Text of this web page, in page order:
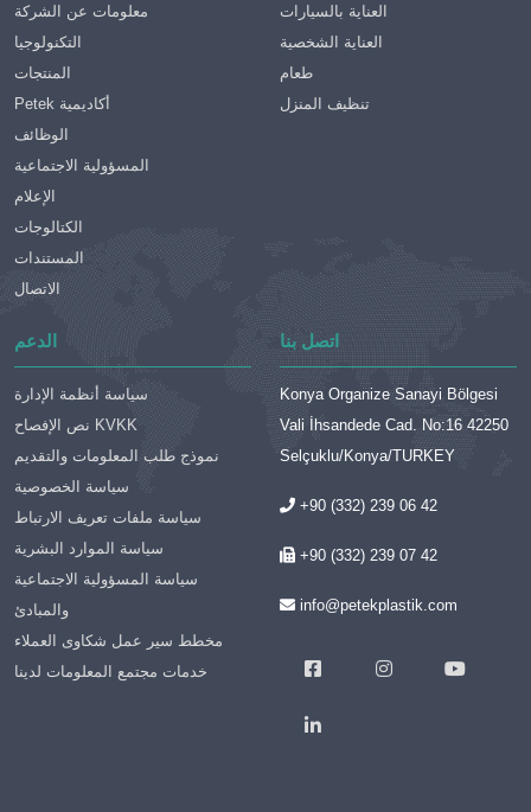
معلومات عن الشركة
التكنولوجيا
المنتجات
Petek أكاديمية
الوظائف
المسؤولية الاجتماعية
الإعلام
الكتالوجات
المستندات
الاتصال
العناية بالسيارات
العناية الشخصية
طعام
تنظيف المنزل
الدعم
سياسة أنظمة الإدارة
نص الإفصاح KVKK
نموذج طلب المعلومات والتقديم
سياسة الخصوصية
سياسة ملفات تعريف الارتباط
سياسة الموارد البشرية
سياسة المسؤولية الاجتماعية
والمبادئ
مخطط سير عمل شكاوى العملاء
خدمات مجتمع المعلومات لدينا
اتصل بنا
Konya Organize Sanayi Bölgesi
Vali İhsandede Cad. No:16 42250
Selçuklu/Konya/TURKEY
+90 (332) 239 06 42
+90 (332) 239 07 42
info@petekplastik.com